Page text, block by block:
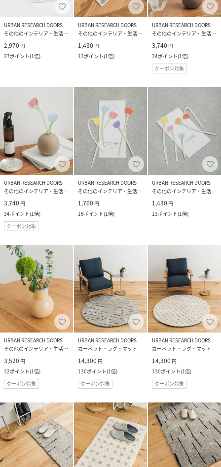
URBAN RESEARCH DOORS
その他のインテリア・生活雑貨
2,970 円
27ポイント(1倍)
URBAN RESEARCH DOORS
その他のインテリア・生活雑貨
1,430 円
13ポイント(1倍)
URBAN RESEARCH DOORS
その他のインテリア・生活雑貨
3,740 円
34ポイント(1倍)
クーポン対象
URBAN RESEARCH DOORS
その他のインテリア・生活雑貨
3,740 円
34ポイント(1倍)
クーポン対象
URBAN RESEARCH DOORS
その他のインテリア・生活雑貨
1,760 円
16ポイント(1倍)
URBAN RESEARCH DOORS
その他のインテリア・生活雑貨
1,430 円
13ポイント(1倍)
URBAN RESEARCH DOORS
その他のインテリア・生活雑貨
3,520 円
32ポイント(1倍)
クーポン対象
URBAN RESEARCH DOORS
カーペット・ラグ・マット
14,300 円
130ポイント(1倍)
クーポン対象
URBAN RESEARCH DOORS
カーペット・ラグ・マット
14,300 円
130ポイント(1倍)
クーポン対象